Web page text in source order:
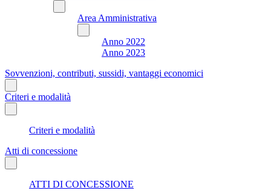
Area Amministrativa
Anno 2022
Anno 2023
Sovvenzioni, contributi, sussidi, vantaggi economici
Criteri e modalità
Criteri e modalità
Atti di concessione
ATTI DI CONCESSIONE